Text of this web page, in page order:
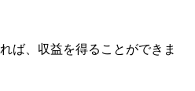
ば、収益を得ることができま